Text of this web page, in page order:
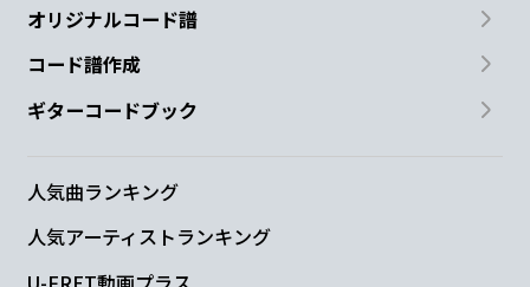
オリジナルコード譜
コード譜作成
ギターコードブック
人気曲ランキング
人気アーティストランキング